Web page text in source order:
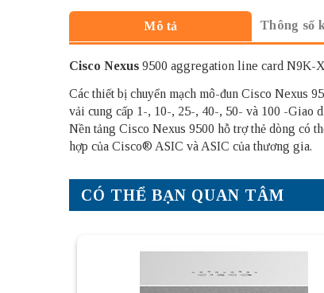
Mô tả Thông số
Cisco Nexus 9500 aggregation line card N9K-
Các thiết bị chuyển mạch mô-đun Cisco Nexus
vải cung cấp 1-, 10-, 25-, 40-, 50- và 100 -Giao
Nền tảng Cisco Nexus 9500 hỗ trợ thẻ dòng có
hợp của Cisco® ASIC và ASIC của thương gia.
CÓ THỂ BẠN QUAN TÂM